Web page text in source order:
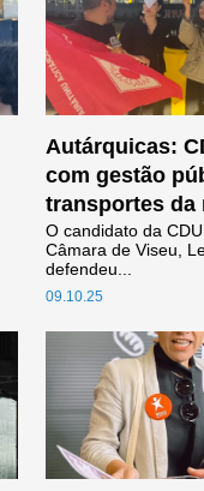
Autárquicas:
com gestão
transportes da
09.10.25
O candidato da
Câmara de Viseu,
defendeu...